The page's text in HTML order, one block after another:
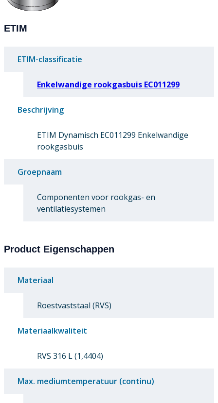
ETIM
ETIM-classificatie
Enkelwandige rookgasbuis EC011299
Beschrijving
ETIM Dynamisch EC011299 Enkelwandige
rookgasbuis
Groepnaam
Componenten voor rookgas- en
ventilatiesystemen
Product Eigenschappen
Materiaal
Roestvaststaal (RVS)
Materiaalkwaliteit
RVS 316 L (1,4404)
Max. mediumtemperatuur (continu)